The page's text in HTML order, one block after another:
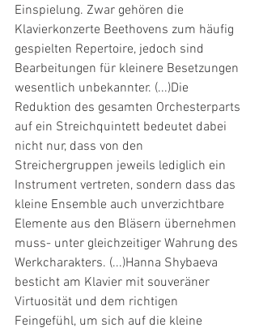
Einspielung. Zwar gehören die
Klavierkonzerte Beethovens zum häufig
gespielten Repertoire, jedoch sind
Bearbeitungen für kleinere Besetzungen
wesentlich unbekannter. (...)Die
Reduktion des gesamten Orchesterparts
auf ein Streichquintett bedeutet dabei
nicht nur, dass von den
Streichergruppen jeweils lediglich ein
Instrument vertreten, sondern dass das
kleine Ensemble auch unverzichtbare
Elemente aus den Bläsern übernehmen
muss- unter gleichzeitiger Wahrung des
Werkcharakters. (...)Hanna Shybaeva
besticht am Klavier mit souveräner
Virtuosität und dem richtigen
Feingefühl, um sich auf die kleine